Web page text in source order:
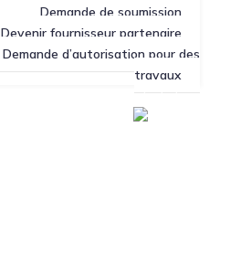
Demande de soumission
Devenir fournisseur partenaire
Demande d’autorisation pour des
travaux
Portail client